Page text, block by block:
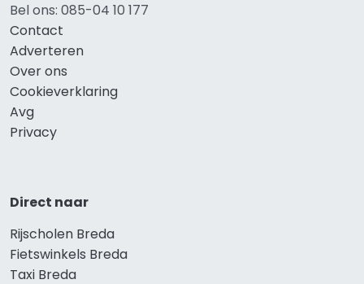
Bel ons: 085-04 10 177
Contact
Adverteren
Over ons
Cookieverklaring
Avg
Privacy
Direct naar
Rijscholen Breda
Fietswinkels Breda
Taxi Breda